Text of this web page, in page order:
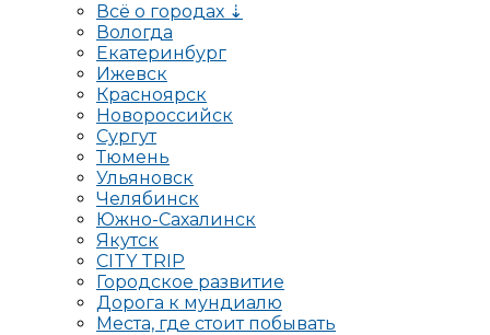
Всё о городах ⇣
Вологда
Екатеринбург
Ижевск
Красноярск
Новороссийск
Сургут
Тюмень
Ульяновск
Челябинск
Южно-Сахалинск
Якутск
CITY TRIP
Городское развитие
Дорога к мундиалю
Места, где стоит побывать